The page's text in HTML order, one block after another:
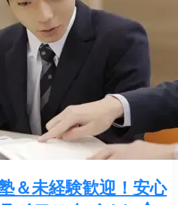
＆未経験歓迎！安心